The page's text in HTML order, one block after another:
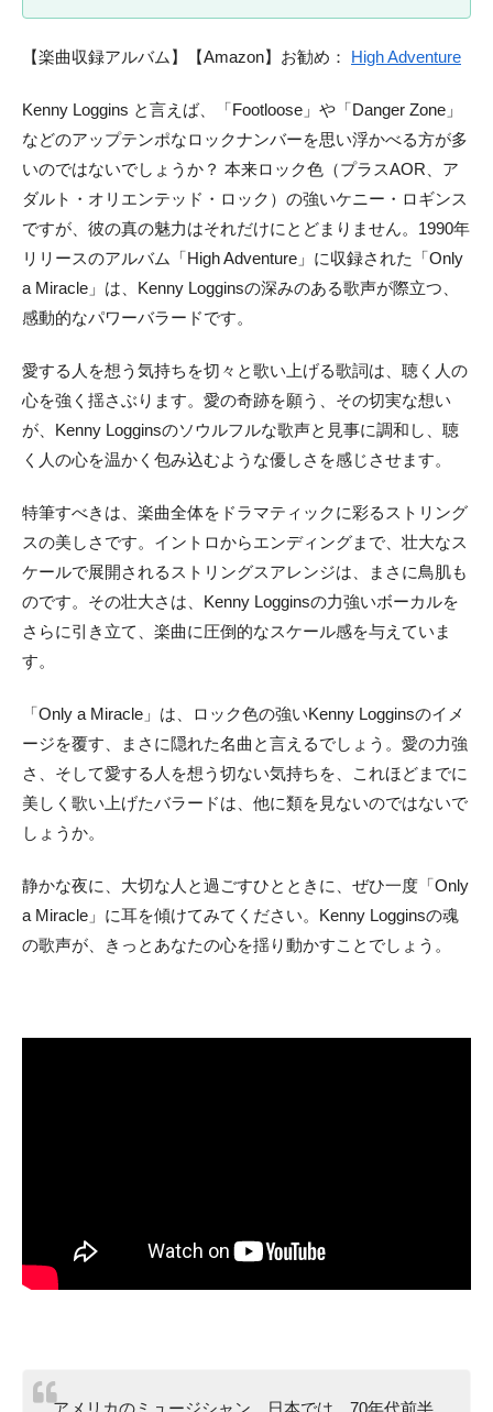
【楽曲収録アルバム】【Amazon】お勧め： High Adventure
Kenny Loggins と言えば、「Footloose」や「Danger Zone」
などのアップテンポなロックナンバーを思い浮かべる方が多
いのではないでしょうか？ 本来ロック色（プラスAOR、ア
ダルト・オリエンテッド・ロック）の強いケニー・ロギンス
ですが、彼の真の魅力はそれだけにとどまりません。1990年
リリースのアルバム「High Adventure」に収録された「Only
a Miracle」は、Kenny Logginsの深みのある歌声が際立つ、
感動的なパワーバラードです。
愛する人を想う気持ちを切々と歌い上げる歌詞は、聴く人の
心を強く揺さぶります。愛の奇跡を願う、その切実な想い
が、Kenny Logginsのソウルフルな歌声と見事に調和し、聴
く人の心を温かく包み込むような優しさを感じさせます。
特筆すべきは、楽曲全体をドラマティックに彩るストリング
スの美しさです。イントロからエンディングまで、壮大なス
ケールで展開されるストリングスアレンジは、まさに鳥肌も
のです。その壮大さは、Kenny Logginsの力強いボーカルを
さらに引き立て、楽曲に圧倒的なスケール感を与えていま
す。
「Only a Miracle」は、ロック色の強いKenny Logginsのイメ
ージを覆す、まさに隠れた名曲と言えるでしょう。愛の力強
さ、そして愛する人を想う切ない気持ちを、これほどまでに
美しく歌い上げたバラードは、他に類を見ないのではないで
しょうか。
静かな夜に、大切な人と過ごすひとときに、ぜひ一度「Only
a Miracle」に耳を傾けてみてください。Kenny Logginsの魂
の歌声が、きっとあなたの心を揺り動かすことでしょう。